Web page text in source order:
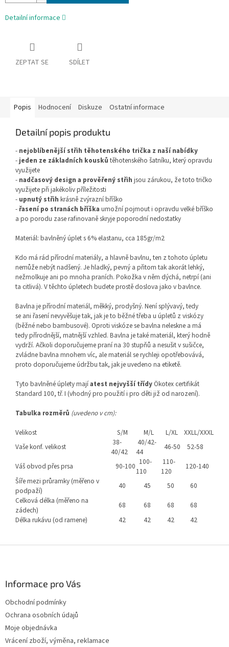
Detailní informace
ZEPTAT SE SDÍLET
Popis Hodnocení Diskuze Ostatní informace
Detailní popis produktu
- nejoblíbenější střih těhotenského trička z naší nabídky
- jeden ze základních kousků těhotenského šatníku, který opravdu
využijete
- nadčasový design a prověřený střih jsou zárukou, že toto tričko
využijete při jakékoliv příležitosti
- upnutý střih krásně zvýrazní bříško
- řasení po stranách bříška umožní pojmout i opravdu velké bříško
a po porodu zase rafinovaně skryje poporodní nedostatky
Materiál: bavlněný úplet s 6% elastanu, cca 185gr/m2
Kdo má rád přírodní materiály, a hlavně bavlnu, ten z tohoto úpletu
nemůže nebýt nadšený. Je hladký, pevný a přitom tak akorát lehký,
nežmolkuje ani po mnoha praních. Pokožka v něm dýchá, netrpí (ani
ta citlivá). V těchto úpletech budete prostě doslova jako v bavlnce.
Bavlna je přírodní materiál, měkký, prodyšný. Není splývavý, tedy
se ani řasení nevyvěšuje tak, jak je to běžné třeba u úpletů z viskózy
(běžné nebo bambusové). Oproti viskóze se bavlna neleskne a má
tedy přírodnější, matnější vzhled. Bavlna je také materiál, který hodně
vydrží. Ačkoli doporučujeme praní na 30 stupňů a nesušit v sušičce,
zvládne bavlna mnohem víc, ale materiál se rychleji opotřebovává,
proto doporučujeme údržbu tak, jak je uvedeno na etiketě.
Tyto bavlněné úplety majíatest nejvyšší třídyÖkotex certifikát
Standard 100, tř. I (vhodný pro použití i pro děti již od narození).
Tabulka rozměrů (uvedeno v cm):
Velikost
S/M M/L L/XL
XXLL/XXXL
Vaše konf. velikost
38-
40/42
40/42-
44
46-50
52-58
Váš obvod přes prsa
90-100 100-
110
110-
120
120-140
Šíře mezi průramky (měřeno v
podpaží)
40 45 50
60
Celková délka (měřeno na
zádech)
68 68 68
68
Délka rukávu (od ramene)
42 42 42 42
Informace pro Vás
Obchodní podmínky
Ochrana osobních údajů
Moje objednávka
Vrácení zboží, výměna, reklamace